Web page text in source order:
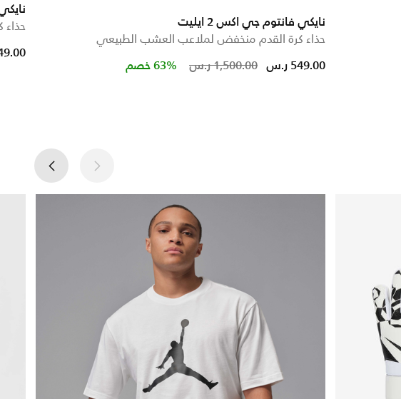
نايكي فانتوم جي اكس 2 ايليت
حذاء كرة القدم منخفض لملاعب العشب الطبيعي
Price reduced from
1,500.00 ر.س
to 549.00 ر.س 63% خصم